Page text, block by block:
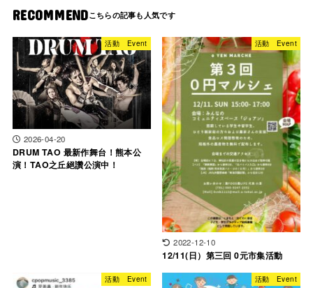
RECOMMEND
活動 Event
2026-04-20
DRUM TAO 最新作舞台！熊本公
演！TAO之丘絕讚公演中！
活動 Event
2022-12-10
12/11(日）第三回 0元市集活動
活動 Event 活動 Event